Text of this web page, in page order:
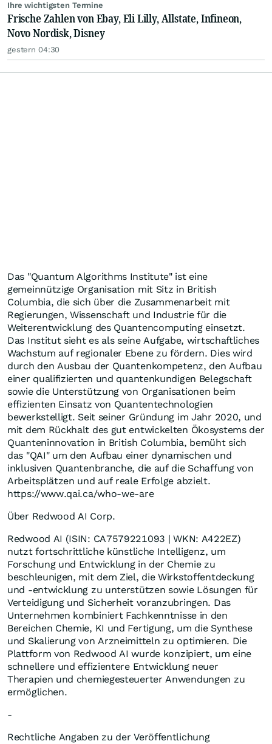
Ihre wichtigsten Termine
Frische Zahlen von Ebay, Eli Lilly, Allstate, Infineon,
Novo Nordisk, Disney
gestern 04:30
Das "Quantum Algorithms Institute" ist eine
gemeinnützige Organisation mit Sitz in British
Columbia, die sich über die Zusammenarbeit mit
Regierungen, Wissenschaft und Industrie für die
Weiterentwicklung des Quantencomputing einsetzt.
Das Institut sieht es als seine Aufgabe, wirtschaftliches
Wachstum auf regionaler Ebene zu fördern. Dies wird
durch den Ausbau der Quantenkompetenz, den Aufbau
einer qualifizierten und quantenkundigen Belegschaft
sowie die Unterstützung von Organisationen beim
effizienten Einsatz von Quantentechnologien
bewerkstelligt. Seit seiner Gründung im Jahr 2020, und
mit dem Rückhalt des gut entwickelten Ökosystems der
Quanteninnovation in British Columbia, bemüht sich
das "QAI" um den Aufbau einer dynamischen und
inklusiven Quantenbranche, die auf die Schaffung von
Arbeitsplätzen und auf reale Erfolge abzielt.
https://www.qai.ca/who-we-are
Über Redwood AI Corp.
Redwood AI (ISIN: CA7579221093 | WKN: A422EZ)
nutzt fortschrittliche künstliche Intelligenz, um
Forschung und Entwicklung in der Chemie zu
beschleunigen, mit dem Ziel, die Wirkstoffentdeckung
und -entwicklung zu unterstützen sowie Lösungen für
Verteidigung und Sicherheit voranzubringen. Das
Unternehmen kombiniert Fachkenntnisse in den
Bereichen Chemie, KI und Fertigung, um die Synthese
und Skalierung von Arzneimitteln zu optimieren. Die
Plattform von Redwood AI wurde konzipiert, um eine
schnellere und effizientere Entwicklung neuer
Therapien und chemiegesteuerter Anwendungen zu
ermöglichen.
-
Rechtliche Angaben zu der Veröffentlichung